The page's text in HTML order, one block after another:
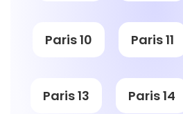
Paris 10 Paris 11
Paris 13 Paris 14